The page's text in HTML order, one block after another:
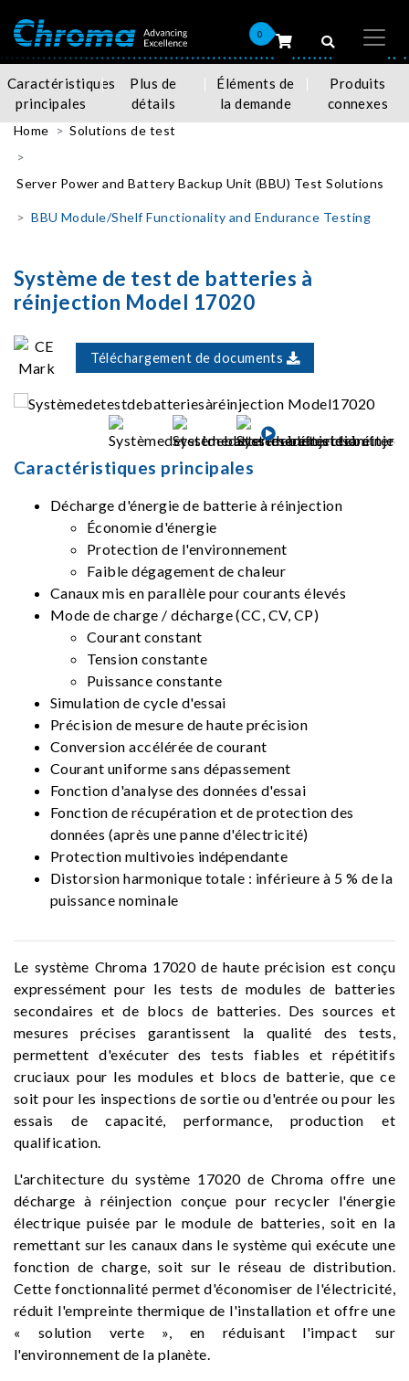
0
Caractéristiques
principales
Plus de
détails
Éléments de
la demande
Produits
connexes
Home Solutions de test
Server Power and Battery Backup Unit (BBU) Test Solutions
BBU Module/Shelf Functionality and Endurance Testing
Système de test de batteries à
réinjection Model 17020
Téléchargement de documents
Caractéristiques principales
Décharge d'énergie de batterie à réinjection
Économie d'énergie
Protection de l'environnement
Faible dégagement de chaleur
Canaux mis en parallèle pour courants élevés
Mode de charge / décharge (CC, CV, CP)
Courant constant
Tension constante
Puissance constante
Simulation de cycle d'essai
Précision de mesure de haute précision
Conversion accélérée de courant
Courant uniforme sans dépassement
Fonction d'analyse des données d'essai
Fonction de récupération et de protection des
données (après une panne d'électricité)
Protection multivoies indépendante
Distorsion harmonique totale : inférieure à 5 % de la
puissance nominale
Le système Chroma 17020 de haute précision est conçu
expressément pour les tests de modules de batteries
secondaires et de blocs de batteries. Des sources et
mesures précises garantissent la qualité des tests,
permettent d'exécuter des tests fiables et répétitifs
cruciaux pour les modules et blocs de batterie, que ce
soit pour les inspections de sortie ou d'entrée ou pour les
essais de capacité, performance, production et
qualification.
L'architecture du système 17020 de Chroma offre une
décharge à réinjection conçue pour recycler l'énergie
électrique puisée par le module de batteries, soit en la
remettant sur les canaux dans le système qui exécute une
fonction de charge, soit sur le réseau de distribution.
Cette fonctionnalité permet d'économiser de l'électricité,
réduit l'empreinte thermique de l'installation et offre une
« solution verte », en réduisant l'impact sur
l'environnement de la planète.